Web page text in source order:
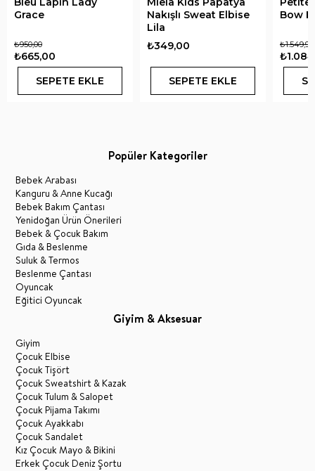
Grace
₺665,00
₺950,00
SEPETE EKLE
Nakışlı Sweat Elbise
Lila
₺349,00
SEPETE EKLE
Bow
₺1.549,90
Popüler Kategoriler
Bebek Arabası
Kanguru & Anne Kucağı
Bebek Bakım Çantası
Yenidoğan Ürün Önerileri
Bebek & Çocuk Bakım
Gıda & Beslenme
Suluk & Termos
Beslenme Çantası
Oyuncak
Eğitici Oyuncak
Giyim & Aksesuar
Giyim
Çocuk Elbise
Çocuk Tişört
Çocuk Sweatshirt & Kazak
Çocuk Tulum & Salopet
Çocuk Pijama Takımı
Çocuk Ayakkabı
Çocuk Sandalet
Kız Çocuk Mayo & Bikini
Erkek Çocuk Deniz Şortu